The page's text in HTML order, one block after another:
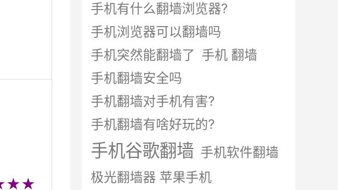
手机有什么翻墙浏览器?
手机浏览器可以翻墙吗
手机突然能翻墙了 手机 翻墙
手机翻墙安全吗
手机翻墙对手机有害?
手机翻墙有啥好玩的?
手机谷歌翻墙 手机软件翻墙
极光翻墙器 苹果手机